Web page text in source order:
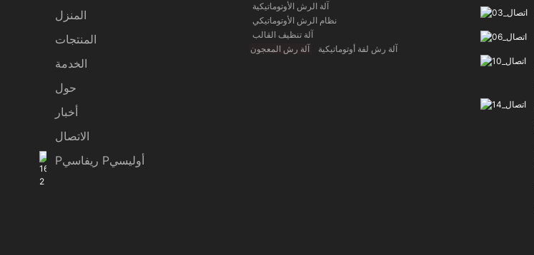
المنزل
المنتجات
الخدمة
حول
أخبار
الاتصال
Pريفاسي Pأوليسي
آلة الرش الأوتوماتيكية
نظام الرش الأوتوماتيكي
آلة تنظيف القالب
آلة رش لفة أوتوماتيكية
آلة رش المعجون